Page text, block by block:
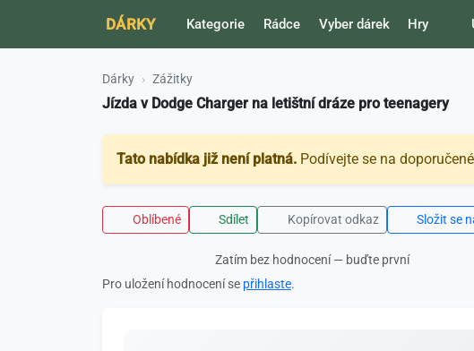
DÁRKY Kategorie Rádce Vyber dárek Hry
Dárky Zážitky
Jízda v Dodge Charger na letištní dráze pro teenagery
Tato nabídka již není platná. Podívejte se na
Oblíbené Sdílet Kopírovat odkaz Složit se
Zatím bez hodnocení — buďte první
Pro uložení hodnocení se přihlaste.